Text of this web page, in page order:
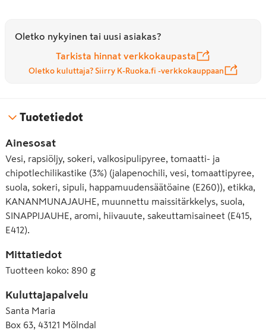
Oletko nykyinen tai uusi asiakas?
Tarkista hinnat verkkokaupasta
Oletko kuluttaja? Siirry K-Ruoka.fi -verkkokauppaan
Tuotetiedot
Ainesosat
Vesi, rapsiöljy, sokeri, valkosipulipyree, tomaatti- ja
chipotlechilikastike (3%) (jalapenochili, vesi, tomaattipyree,
suola, sokeri, sipuli, happamuudensäätöaine (E260)), etikka,
KANANMUNAJAUHE, muunnettu maissitärkkelys, suola,
SINAPPIJAUHE, aromi, hiivauute, sakeuttamisaineet (E415,
E412).
Mittatiedot
Tuotteen koko: 890 g
Kuluttajapalvelu
Santa Maria
Box 63, 43121 Mölndal